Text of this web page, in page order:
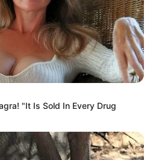
"It Is Sold In Every Drug